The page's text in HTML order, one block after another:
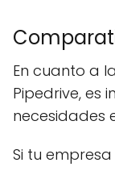
En cuanto a
Pipedrive, es
necesidades
Si tu